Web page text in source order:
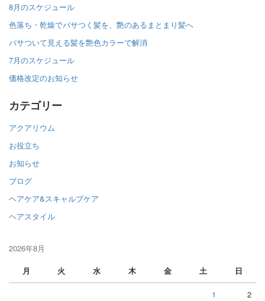
8月のスケジュール
色落ち・乾燥でパサつく髪を、艶のあるまとまり髪へ
パサついて見える髪を艶色カラーで解消
7月のスケジュール
価格改定のお知らせ
カテゴリー
アクアリウム
お役立ち
お知らせ
ブログ
ヘアケア&スキャルプケア
ヘアスタイル
2026年8月
月
火 水 木 金 土 日
1 2